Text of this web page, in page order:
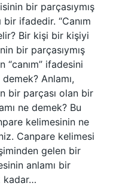
bir parçasıymış
ifadedir. “Canım
Bir kişi bir kişiyi
bir parçasıymış
ifadesini
Anlamı,
bir parçası olan bir
ne demek? Bu
kelimesinin ne
Canpare kelimesi
gelen bir
anlamı bir
kadar…